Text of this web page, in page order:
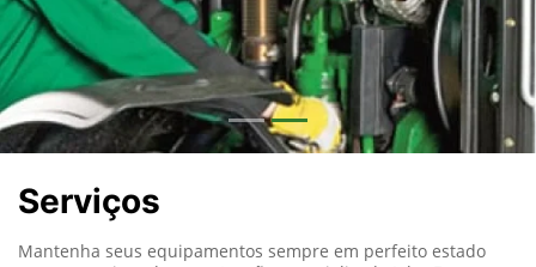
Serviços
Mantenha seus equipamentos sempre em perfeito estado